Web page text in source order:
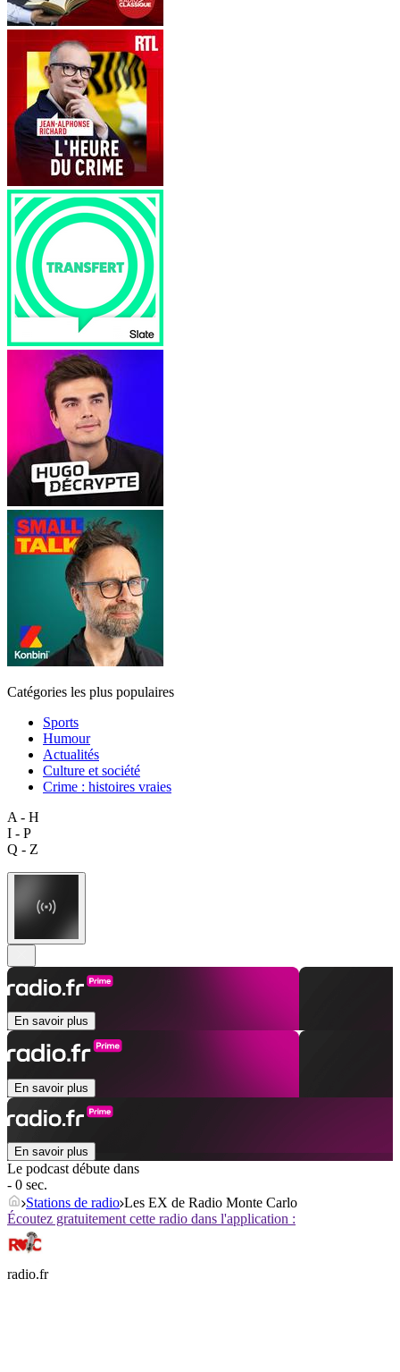
Catégories les plus populaires
Sports
Humour
Actualités
Culture et société
Crime : histoires vraies
A - H
I - P
Q - Z
En savoir plus
En savoir plus
En savoir plus
Le podcast débute dans
- 0 sec.
Stations de radio Les EX de Radio Monte Carlo
Écoutez gratuitement cette radio dans l'application :
radio.fr